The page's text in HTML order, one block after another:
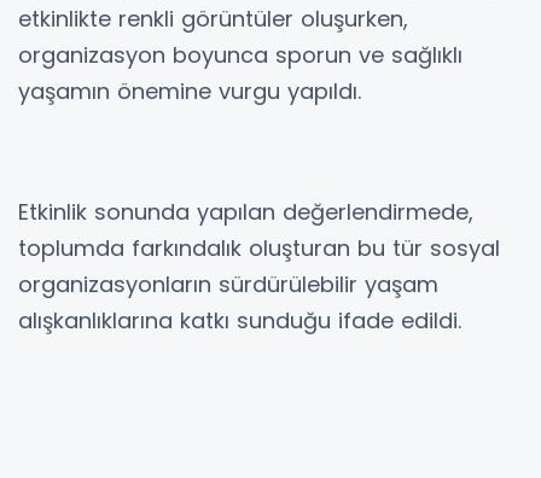
etkinlikte renkli görüntüler oluşurken,
organizasyon boyunca sporun ve sağlıklı
yaşamın önemine vurgu yapıldı.
Etkinlik sonunda yapılan değerlendirmede,
toplumda farkındalık oluşturan bu tür sosyal
organizasyonların sürdürülebilir yaşam
alışkanlıklarına katkı sunduğu ifade edildi.